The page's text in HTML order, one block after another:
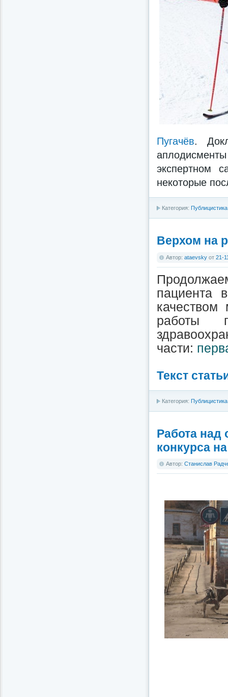
Пугачёв.
экспертном
некоторые
Категория: Публицистика
Верхом на
Автор: ataevsky от 21-
пациента
работы
части:
Текст
Категория: Публицистика
Работа
конкурса
Автор: Станислав